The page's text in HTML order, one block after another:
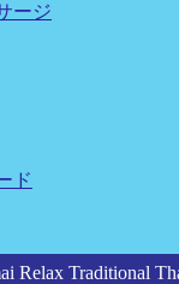
ージ
ド
Relax Traditional